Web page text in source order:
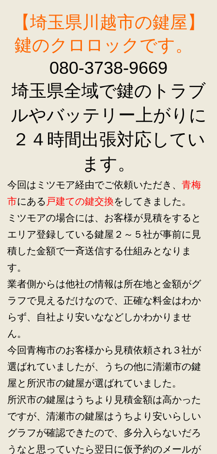
【埼玉県川越市の鍵屋】
鍵のクロロックです。
080-3738-9669
埼玉県全域で鍵のトラブ
ルやバッテリー上がりに
２４時間出張対応してい
ます。
今回はミツモア経由でご依頼いただき、 青梅
市にある 戸建ての鍵交換をしてきました。
ミツモアの場合には、お客様が見積をすると
エリア登録している鍵屋２～５社が事前に見
積した金額で一斉送信する仕組みとなりま
す。
業者側からは他社の情報は所在地と金額がグ
ラフで見えるだけなので、正確な料金はわか
らず、自社より安いななどしかわかりませ
ん。
今回青梅市のお客様から見積依頼され３社が
選ばれていましたが、うちの他に清瀬市の鍵
屋と所沢市の鍵屋が選ばれていました。
所沢市の鍵屋はうちより見積金額は高かった
ですが、清瀬市の鍵屋はうちより安いらしい
グラフが確認できたので、多分入らないだろ
うなと思っていたら翌日に仮予約のメールが